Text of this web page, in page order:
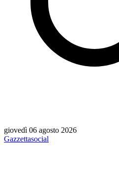
giovedì 06 agosto 2026
Gazzettasocial